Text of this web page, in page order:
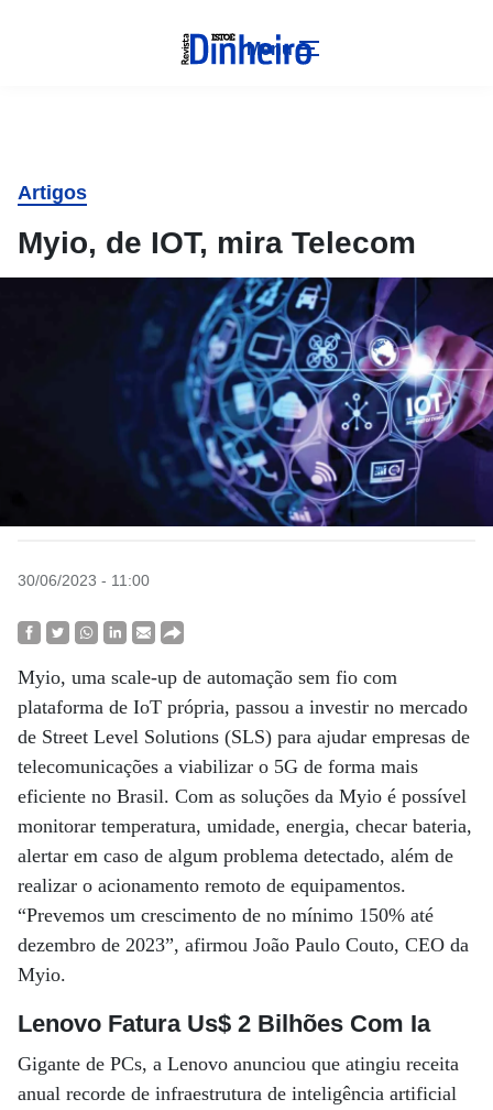
Menu
Artigos
Myio, de IOT, mira Telecom
30/06/2023 - 11:00
Myio, uma scale-up de automação sem fio com
plataforma de IoT própria, passou a investir no mercado
de Street Level Solutions (SLS) para ajudar empresas de
telecomunicações a viabilizar o 5G de forma mais
eficiente no Brasil. Com as soluções da Myio é possível
monitorar temperatura, umidade, energia, checar bateria,
alertar em caso de algum problema detectado, além de
realizar o acionamento remoto de equipamentos.
“Prevemos um crescimento de no mínimo 150% até
dezembro de 2023”, afirmou João Paulo Couto, CEO da
Myio.
Lenovo Fatura Us$ 2 Bilhões Com Ia
Gigante de PCs, a Lenovo anunciou que atingiu receita
anual recorde de infraestrutura de inteligência artificial